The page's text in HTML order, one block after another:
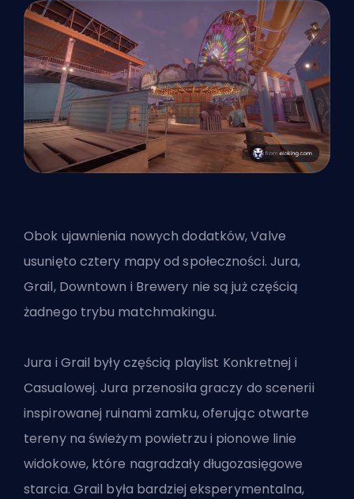
Obok ujawnienia nowych dodatków,Valve
usunięto cztery mapy od społeczności. Jura,
Grail, Downtown i Brewery nie są już częścią
żadnego trybu matchmakingu.
Jura i Grail były częścią playlist Konkretnej i
Casualowej. Jura przenosiła graczy do scenerii
inspirowanej ruinami zamku, oferując otwarte
tereny na świeżym powietrzu i pionowe linie
widokowe, które nagradzały długozasięgowe
starcia. Grail była bardziej eksperymentalna,